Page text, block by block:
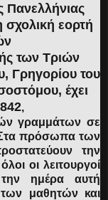
Πανελλήνιας
εορτή
των Τριών
Γρηγορίου του
έχει
,
γραμμάτων σε
Στα πρόσωπα των
την
οι λειτουργοί
ημέρα αυτή
μαθητών και